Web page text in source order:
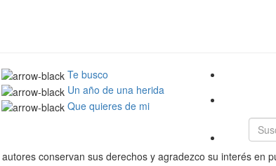
Te busco
Un año de una herida
Que quieres de mi
conservan sus derechos y agradezco su interés en